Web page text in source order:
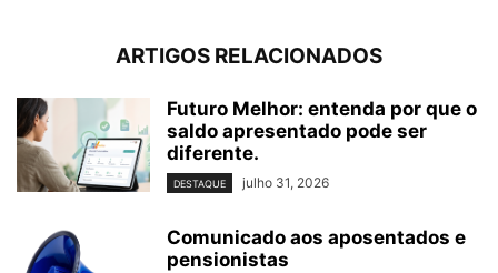
ARTIGOS RELACIONADOS
Futuro Melhor: entenda por que o
saldo apresentado pode ser
diferente.
DESTAQUE julho 31, 2026
Comunicado aos aposentados e
pensionistas